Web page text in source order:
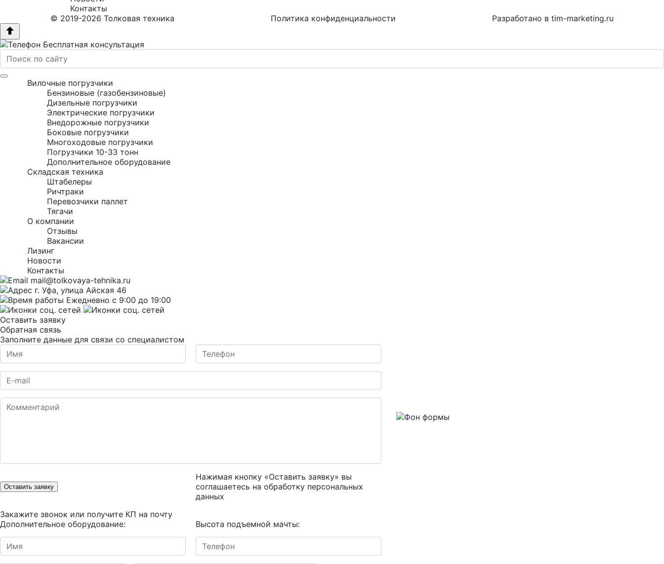
Контакты
© 2019-2026 Толковая техника Политика конфиденциальности Разработано в tim-marketing.ru
Бесплатная консультация
Вилочные погрузчики
Бензиновые (газобензиновые)
Дизельные погрузчики
Электрические погрузчики
Внедорожные погрузчики
Боковые погрузчики
Многоходовые погрузчики
Погрузчики 10-33 тонн
Дополнительное оборудование
Складская техника
Штабелеры
Ричтраки
Перевозчики паллет
Тягачи
О компании
Отзывы
Вакансии
Лизинг
Новости
Контакты
mail@tolkovaya-tehnika.ru
г. Уфа, улица Айская 46
Ежедневно с 9:00 до 19:00
Оставить заявку
Обратная связь
Заполните данные для связи со специалистом
Оставить заявку
Нажимая кнопку «Оставить заявку» вы
соглашаетесь на обработку персональных
данных
Закажите звонок или получите КП на почту
Дополнительное оборудование:
Высота подъемной мачты: